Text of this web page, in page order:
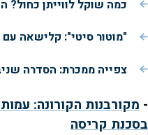
כמה שוקל לווייתן כחול?
"מוטור סיטי": קלישאה
צפייה ממכרת: הסדרה
- מקורבנות הקורונה:
בסכנת קריסה